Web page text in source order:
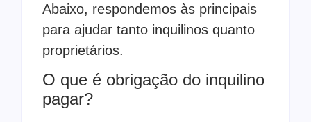
Abaixo, respondemos às principais
para ajudar tanto inquilinos quanto
proprietários.
O que é obrigação do inquilino
pagar?